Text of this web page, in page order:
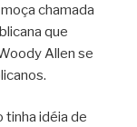
chamada
que
Allen se
tinha idéia de